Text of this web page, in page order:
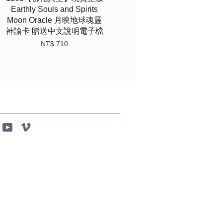
Earthly Souls and Spirits
Moon Oracle 月映地球魂靈
神諭卡 贈送中文說明電子檔
NT$ 710
YouTube